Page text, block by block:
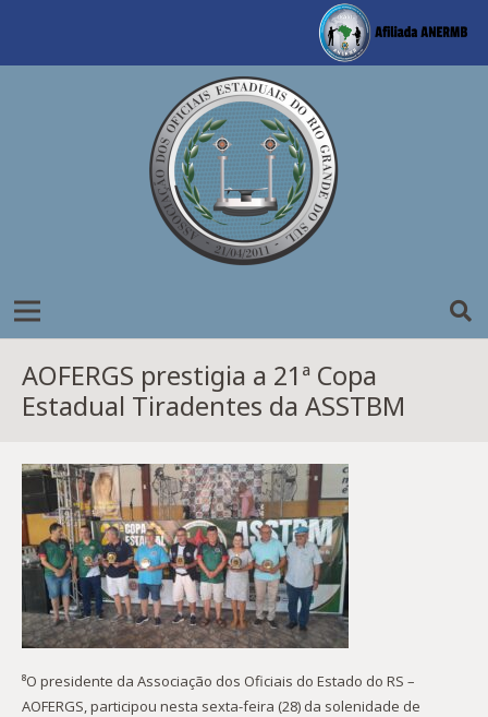
AOFERGS prestigia a 21ª Copa
Estadual Tiradentes da ASSTBM
⁸O presidente da Associação dos Oficiais do Estado do RS –
AOFERGS, participou nesta sexta-feira (28) da solenidade de